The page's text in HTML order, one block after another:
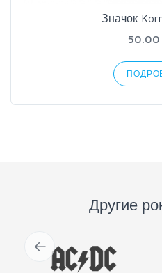
Значок
50.00
Другие